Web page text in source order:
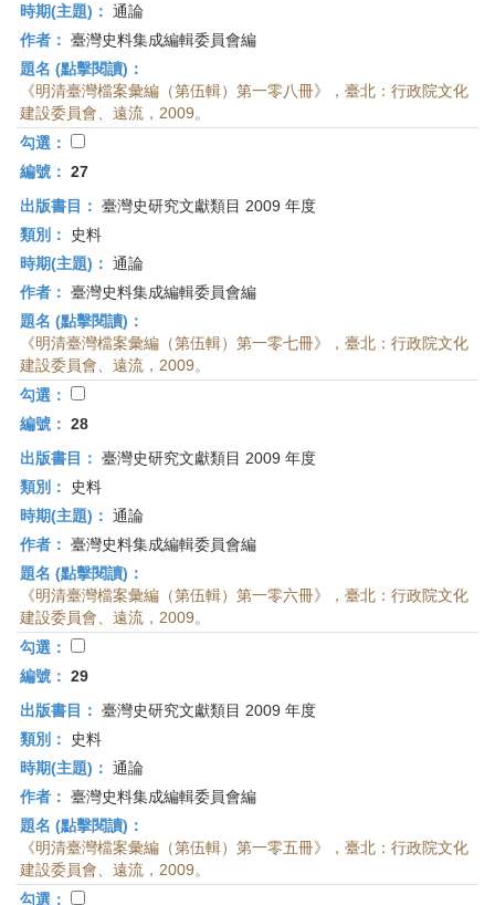
時期(主題)： 通論
作者： 臺灣史料集成編輯委員會編
題名 (點擊閱讀)：
《明清臺灣檔案彙編（第伍輯）第一零八冊》，臺北：行政院文化
建設委員會、遠流，2009。
勾選：
編號： 27
出版書目： 臺灣史研究文獻類目 2009 年度
類別：
史料
時期(主題)： 通論
作者： 臺灣史料集成編輯委員會編
題名 (點擊閱讀)：
《明清臺灣檔案彙編（第伍輯）第一零七冊》，臺北：行政院文化
建設委員會、遠流，2009。
勾選：
編號： 28
出版書目： 臺灣史研究文獻類目 2009 年度
類別：
史料
時期(主題)： 通論
作者： 臺灣史料集成編輯委員會編
題名 (點擊閱讀)：
《明清臺灣檔案彙編（第伍輯）第一零六冊》，臺北：行政院文化
建設委員會、遠流，2009。
勾選：
編號： 29
出版書目： 臺灣史研究文獻類目 2009 年度
類別：
史料
時期(主題)： 通論
作者： 臺灣史料集成編輯委員會編
題名 (點擊閱讀)：
《明清臺灣檔案彙編（第伍輯）第一零五冊》，臺北：行政院文化
建設委員會、遠流，2009。
勾選：